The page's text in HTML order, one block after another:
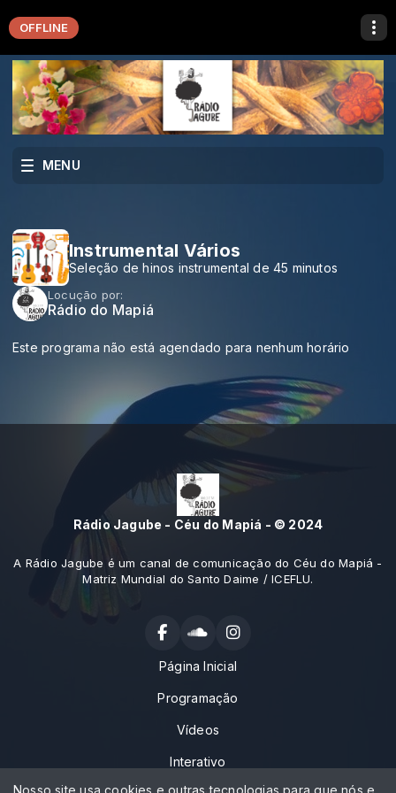
OFFLINE
MENU
Instrumental Vários
Seleção de hinos instrumental de 45 minutos
Locução por:
Rádio do Mapiá
Este programa não está agendado para nenhum horário
Rádio Jagube - Céu do Mapiá - © 2024
A Rádio Jagube é um canal de comunicação do Céu do Mapiá -
Matriz Mundial do Santo Daime / ICEFLU.
Página Inicial
Programação
Vídeos
Interativo
Nosso site usa cookies e outras tecnologias para que nós e